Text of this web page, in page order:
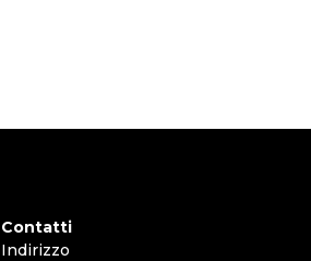
Contatti
Indirizzo